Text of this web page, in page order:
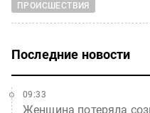
ПРОИСШЕСТВИЯ
Последние новости
Женщина потеряла
09:33